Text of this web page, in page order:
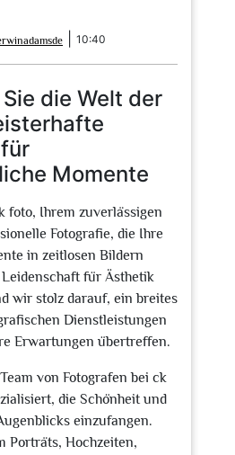
erwinadamsde
10:40
die Welt der
Momente
foto, Ihrem zuverlässigen
Fotografie, die Ihre
in zeitlosen Bildern
für Ästhetik
wir stolz darauf, ein breites
Dienstleistungen
Erwartungen übertreffen.
von Fotografen bei ck
die Schönheit und
einzufangen.
Porträts, Hochzeiten,